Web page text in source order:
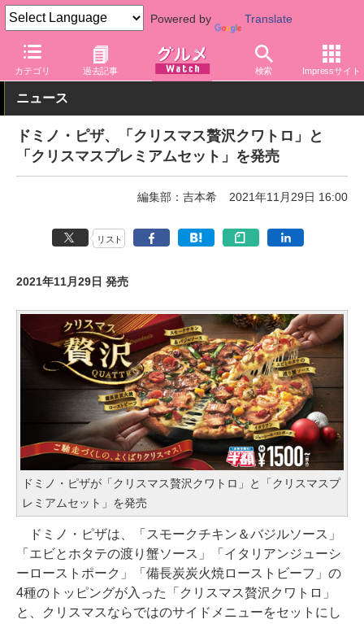
Powered by Translate
カテゴリ 過去記事 検索 Impressサイト
グルメ Watch 店舗 ドミノ・ピザ
ニュース
ドミノ・ピザ、「クリスマス贅沢クワトロ」と
「クリスマスプレミアムセット」を発売
編集部：吉本希 2021年11月29日 16:00
リスト
2021年11月29日 発売
ドミノ・ピザが「クリスマス贅沢クワトロ」と「クリスマスプ
レミアムセット」を発売
ドミノ・ピザは、「スモークチキン＆バジルソース」
「エビとホタテの渡り蟹ソース」「イタリアンジューシ
ーローストポーク」「備長炭炭火焼ローストビーフ」の
4種のトッピングが入った「クリスマス贅沢クワトロ」
と、クリスマスならではのサイドメニューをセットにし